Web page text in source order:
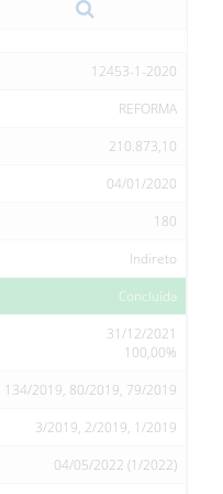
12453-1-2020
REFORMA
210.873,10
04/01/2020
180
Indireto
Concluída
31/12/2021
100,00%
134/2019, 80/2019, 79/2019
3/2019, 2/2019, 1/2019
04/05/2022 (1/2022)